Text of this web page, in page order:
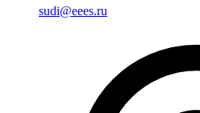
sudi@eees.ru